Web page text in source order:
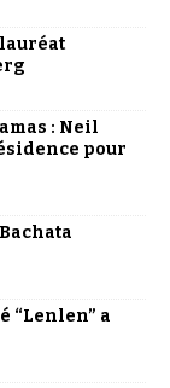
: Neil
pour
“Lenlen” a